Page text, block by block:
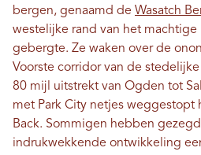
bergen, genaamd de Wasatch
westelijke rand van het machtige
gebergte. Ze waken over de
Voorste corridor van de
80 mijl uitstrekt van Ogden tot
met Park City netjes weggestopt
Back. Sommigen hebben
indrukwekkende ontwikkeling